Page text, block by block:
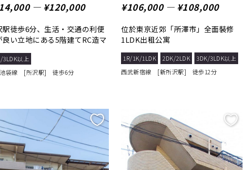
― ¥120,000
駅徒歩6分、生活・交通の利便
良い立地にある5階建てRC造マ
3LDK以上
袋線 [所沢駅] 徒歩6分
¥106,000 ― ¥108,000
位於東京近郊「所澤市」全面裝修
1LDK出租公寓
1R/1K/1LDK 2DK/2LDK
3DK/3LDK以上
西武新宿線 [新所沢駅] 徒歩12分